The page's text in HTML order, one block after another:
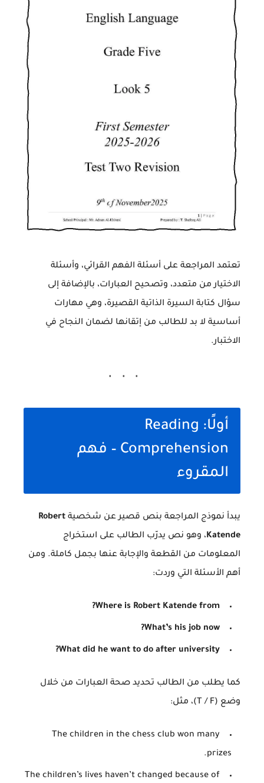
تعتمد المراجعة على أسئلة الفهم القرائي، وأسئلة
الاختيار من متعدد، وتصحيح العبارات، بالإضافة إلى
سؤال كتابة السيرة الذاتية القصيرة، وهي مهارات
أساسية لا بد للطالب من إتقانها لضمان النجاح في
الاختبار.
أولًا: Reading
Comprehension – فهم
المقروء
يبدأ نموذج المراجعة بنص قصير عن شخصية Robert
Katende، وهو نص يدرّب الطالب على استخراج
المعلومات من القطعة والإجابة عنها بجمل كاملة. ومن
أهم الأسئلة التي وردت:
Where is Robert Katende from?
What’s his job now?
What did he want to do after university?
كما يطلب من الطالب تحديد صحة العبارات من خلال
وضع (T / F)، مثل:
The children in the chess club won many
prizes.
The children’s lives haven’t changed because of